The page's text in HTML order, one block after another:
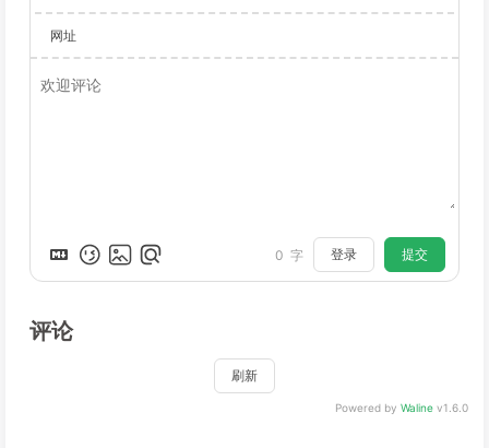
网址
0 字 登录 提交
评论
刷新
Powered by Waline v1.6.0